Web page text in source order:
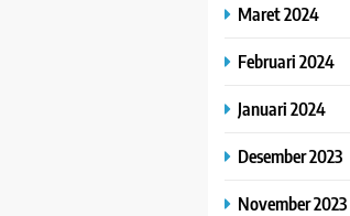
Maret 2024
Februari 2024
Januari 2024
Desember 2023
November 2023